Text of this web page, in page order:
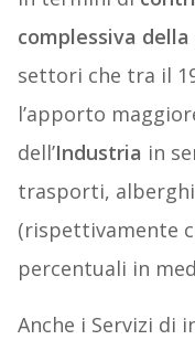
complessiva
settori che tra il
l’apporto
dell’Industria in
trasporti,
(rispettivamente
percentuali in
Anche i Servizi di